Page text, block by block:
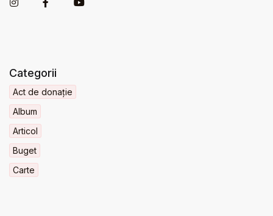
Categorii
Act de donație
Album
Articol
Buget
Carte